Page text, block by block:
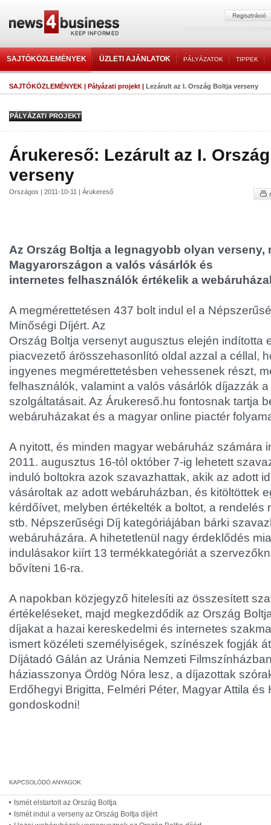
SAJTÓKÖZLEMÉNYEK ÜZLETI AJÁNLATOK PÁLYÁZATOK TIPPEK
SAJTÓKÖZLEMÉNYEK | Pályázati projekt | Lezárult az I. Ország Boltja verseny
PÁLYÁZATI PROJEKT
Árukereső: Lezárult az I.
verseny
Országos | 2011-10-11 | Árukereső
Az Ország Boltja a legnagyobb olyan verseny,
Magyarországon a valós vásárlók és
internetes felhasználók értékelik a
A megmérettetésen 437 bolt indul el a
Minőségi Díjért. Az
Ország Boltja versenyt augusztus elején indította
piacvezető árösszehasonlító oldal azzal a céllal,
ingyenes megmérettetésben vehessenek részt,
felhasználók, valamint a valós vásárlók díjazzák
szolgáltatásait. Az Árukereső.hu fontosnak tartja
webáruházakat és a magyar online piactér
A nyitott, és minden magyar webáruház számára
2011. augusztus 16-tól október 7-ig lehetett
induló boltokra azok szavazhattak, akik az adott
vásároltak az adott webáruházban, és kitöltöttek
kérdőívet, melyben értékelték a boltot, a rendelés
stb. Népszerűségi Díj kategóriájában bárki
webáruházára. A hihetetlenül nagy érdeklődés
indulásakor kiírt 13 termékkategóriát a
bővíteni 16-ra.
A napokban közjegyző hitelesíti az összesített
értékeléseket, majd megkezdődik az Ország
díjakat a hazai kereskedelmi és internetes
ismert közéleti személyiségek, színészek fogják
Díjátadó Gálán az Uránia Nemzeti
háziasszonya Ördög Nóra lesz, a díjazottak
Erdőhegyi Brigitta, Felméri Péter, Magyar Attila
gondoskodni!
Ismét elstartolt az Ország Boltja
Ismét indul a verseny az Ország Boltja díjért